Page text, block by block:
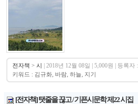
전자책 > 시 | 2018년 12월 08일 | 5,000원 | 등록자 :
키워드 : 김규화, 바람, 하늘, 지기
[전자책] 탯줄을 끊고 / 기픈시문학 제22 시집